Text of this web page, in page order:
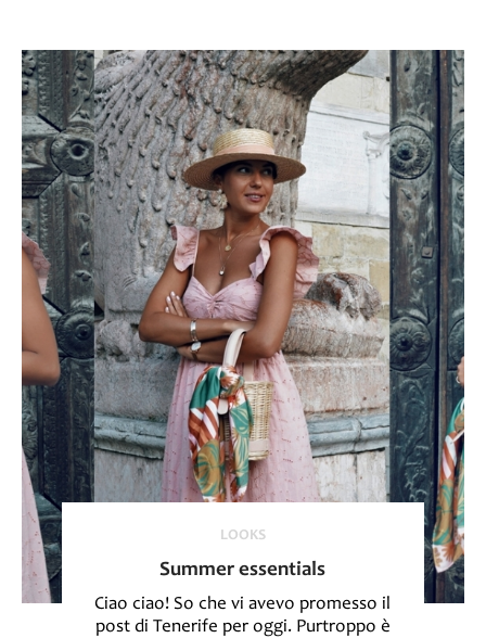
LOOKS
Summer essentials
Ciao ciao! So che vi avevo promesso il
post di Tenerife per oggi. Purtroppo è